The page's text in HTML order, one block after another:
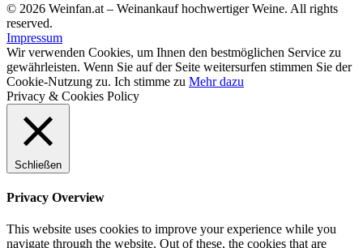
© 2026 Weinfan.at – Weinankauf hochwertiger Weine. All rights
reserved.
Impressum
Wir verwenden Cookies, um Ihnen den bestmöglichen Service zu
gewährleisten. Wenn Sie auf der Seite weitersurfen stimmen Sie der
Cookie-Nutzung zu. Ich stimme zu Mehr dazu
Privacy & Cookies Policy
Schließen
Privacy Overview
This website uses cookies to improve your experience while you
navigate through the website. Out of these, the cookies that are